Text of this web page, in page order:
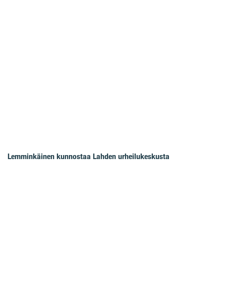
Lemminkäinen kunnostaa Lahden urheilukeskusta